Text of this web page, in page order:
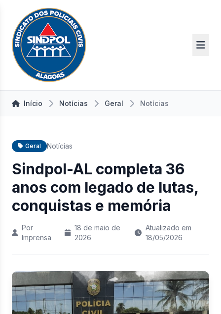
Início Notícias Geral Notícias
Geral Notícias
Sindpol-AL completa 36
anos com legado de lutas,
conquistas e memória
Por
Imprensa
18 de maio de
2026
Atualizado em
18/05/2026